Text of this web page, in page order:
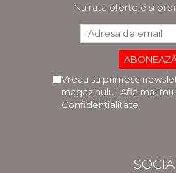
Nu rata ofertele și
Vreau sa primesc
magazinului. Afla mai
Confidentialitate